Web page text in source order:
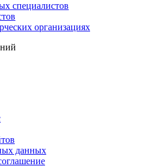
специалистов
организациях
данных